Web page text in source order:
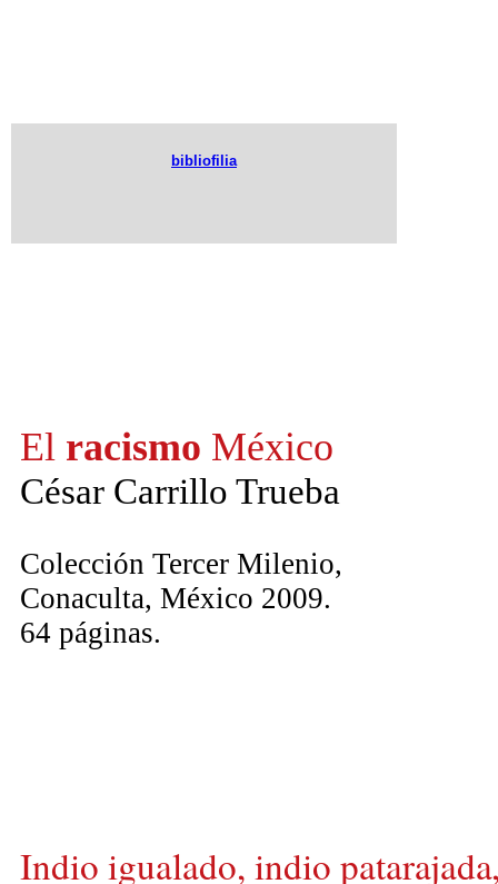
bibliofilia
El racismo México
César Carrillo Trueba
Colección Tercer Milenio,
Conaculta, México 2009.
64 páginas.
Indio igualado, indio pataraja